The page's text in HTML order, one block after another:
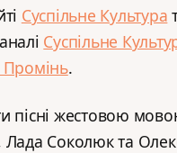
Суспільне Культура
Суспільне
Промінь.
пісні жестовою
Соколюк та